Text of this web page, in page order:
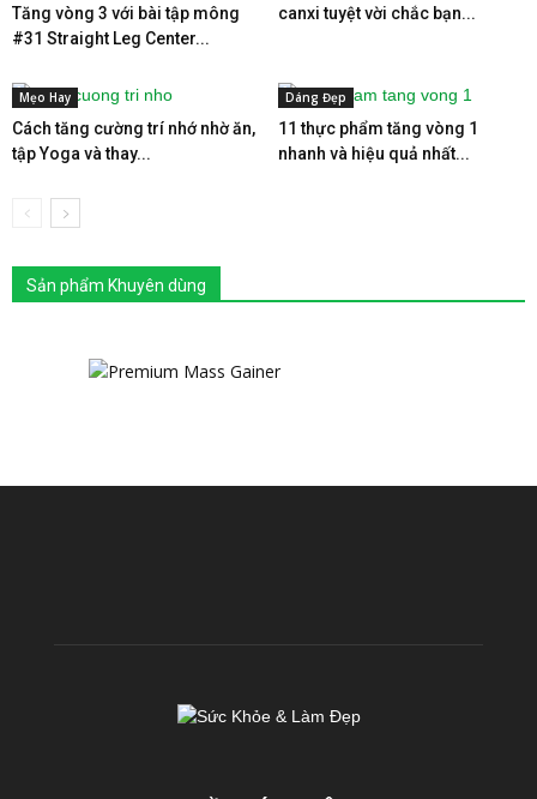
Tăng vòng 3 với bài tập mông
#31 Straight Leg Center...
canxi tuyệt vời chắc bạn...
Mẹo Hay
Cách tăng cường trí nhớ nhờ ăn,
tập Yoga và thay...
Dáng Đẹp
11 thực phẩm tăng vòng 1
nhanh và hiệu quả nhất...
Sản phẩm Khuyên dùng